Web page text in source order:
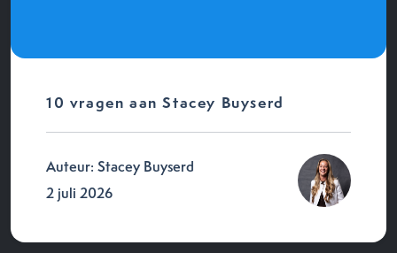
10 vragen aan Stacey Buyserd
Auteur: Stacey Buyserd
2 juli 2026